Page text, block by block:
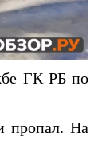
ГК РБ по
пропал. На